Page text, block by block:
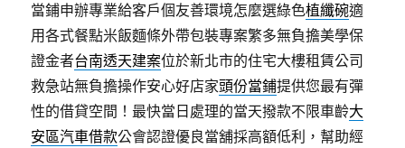
當鋪申辦專業給客戶個友善環境怎麼選綠色植纖碗適
用各式餐點米飯麵條外帶包裝專案繁多無負擔美學保
證金者台南透天建案位於新北市的住宅大樓租賃公司
救急站無負擔操作安心好店家頭份當鋪提供您最有彈
性的借貸空間！最快當日處理的當天撥款不限車齡大
安區汽車借款公會認證優良當舖採高額低利，幫助經